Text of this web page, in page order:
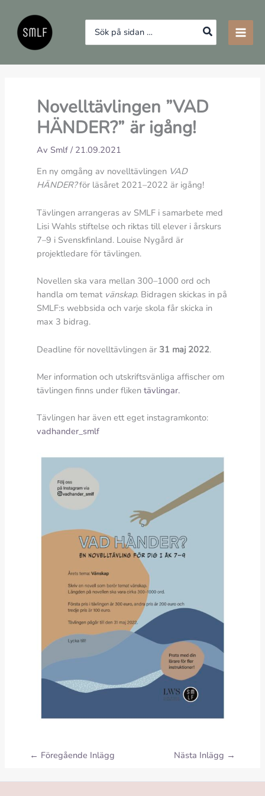
innehåll
Search
for:
Novelltävlingen ”VAD
HÄNDER?” är igång!
AvSmlf/ 21.09.2021
En ny omgång av novelltävlingen VAD
HÄNDER?för läsåret 2021–2022 är igång!
Tävlingen arrangeras av SMLF i samarbete med
Lisi Wahls stiftelse och riktas till elever i årskurs
7–9 i Svenskfinland. Louise Nygård är
projektledare för tävlingen.
Novellen ska vara mellan 300–1000 ord och
handla om temat vänskap. Bidragen skickas in på
SMLF:s webbsida och varje skola får skicka in
max 3 bidrag.
Deadline för novelltävlingen är 31 maj 2022.
Mer information och utskriftsvänliga affischer om
tävlingen finns under flikentävlingar.
Tävlingen har även ett eget instagramkonto:
vadhander_smlf
← Föregående Inlägg Nästa Inlägg →